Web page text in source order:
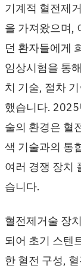
기계적 혈전제
을 가져왔으며,
던 환자들에게
임상시험을 통
치 기술, 절차
했습니다.
술의 환경은 혈
색 기술과의 통
여러 경쟁 장치
습니다.
혈전제거술 장
되어 초기 스텐
한 혈전 구성,